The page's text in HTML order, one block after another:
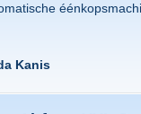
Kanis